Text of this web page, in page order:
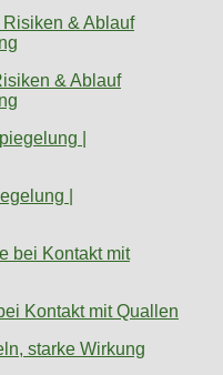
& Ablauf
|
Kontakt mit Quallen